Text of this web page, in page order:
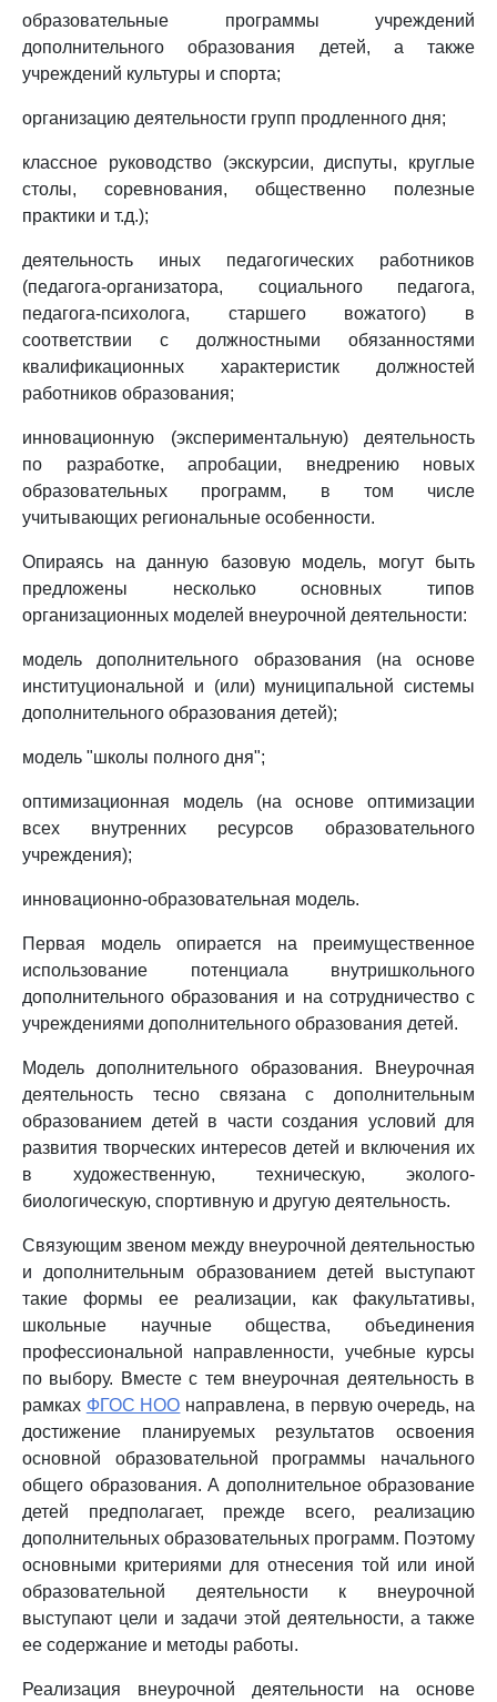
образовательные программы учреждений
дополнительного образования детей, а также
учреждений культуры и спорта;
организацию деятельности групп продленного дня;
классное руководство (экскурсии, диспуты, круглые
столы, соревнования, общественно полезные
практики и т.д.);
деятельность иных педагогических работников
(педагога-организатора, социального педагога,
педагога-психолога, старшего вожатого) в
соответствии с должностными обязанностями
квалификационных характеристик должностей
работников образования;
инновационную (экспериментальную) деятельность
по разработке, апробации, внедрению новых
образовательных программ, в том числе
учитывающих региональные особенности.
Опираясь на данную базовую модель, могут быть
предложены несколько основных типов
организационных моделей внеурочной деятельности:
модель дополнительного образования (на основе
институциональной и (или) муниципальной системы
дополнительного образования детей);
модель "школы полного дня";
оптимизационная модель (на основе оптимизации
всех внутренних ресурсов образовательного
учреждения);
инновационно-образовательная модель.
Первая модель опирается на преимущественное
использование потенциала внутришкольного
дополнительного образования и на сотрудничество с
учреждениями дополнительного образования детей.
Модель дополнительного образования. Внеурочная
деятельность тесно связана с дополнительным
образованием детей в части создания условий для
развития творческих интересов детей и включения их
в художественную, техническую, эколого-
биологическую, спортивную и другую деятельность.
Связующим звеном между внеурочной деятельностью
и дополнительным образованием детей выступают
такие формы ее реализации, как факультативы,
школьные научные общества, объединения
профессиональной направленности, учебные курсы
по выбору. Вместе с тем внеурочная деятельность в
рамках ФГОС НОО направлена, в первую очередь, на
достижение планируемых результатов освоения
основной образовательной программы начального
общего образования. А дополнительное образование
детей предполагает, прежде всего, реализацию
дополнительных образовательных программ. Поэтому
основными критериями для отнесения той или иной
образовательной деятельности к внеурочной
выступают цели и задачи этой деятельности, а также
ее содержание и методы работы.
Реализация внеурочной деятельности на основе